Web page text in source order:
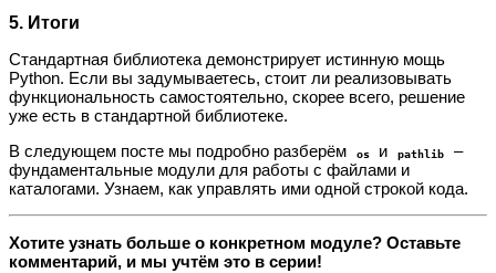
5. Итоги
Стандартная библиотека демонстрирует истинную мощь
Python. Если вы задумываетесь, стоит ли реализовывать
функциональность самостоятельно, скорее всего, решение
уже есть в стандартной библиотеке.
В следующем посте мы подробно разберём
os и pathlib
–
фундаментальные модули для работы с файлами и
каталогами. Узнаем, как управлять ими одной строкой кода.
Хотите узнать больше о конкретном модуле? Оставьте
комментарий, и мы учтём это в серии!